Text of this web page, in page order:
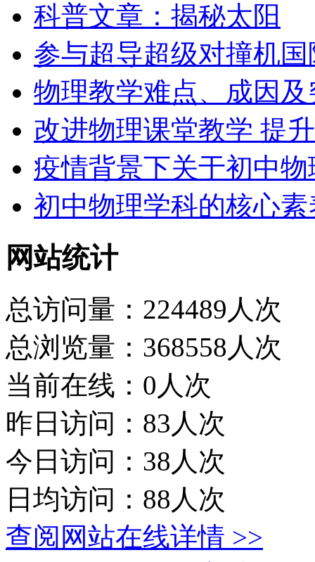
科普文章：揭秘太阳
参与超导超级对撞机
物理教学难点、成因
改进物理课堂教学 提
疫情背景下关于初中
初中物理学科的核心
网站统计
总访问量：224489人次
总浏览量：368558人次
当前在线：0人次
昨日访问：83人次
今日访问：38人次
日均访问：88人次
查阅网站在线详情 >>